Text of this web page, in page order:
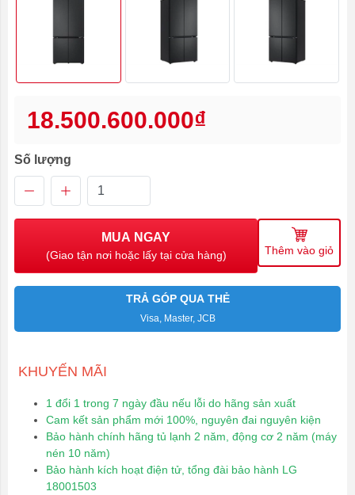
18.500.600.000₫
Số lượng
MUA NGAY
(Giao tận nơi hoặc lấy tại cửa hàng) Thêm vào giỏ
TRẢ GÓP QUA THẺ
Visa, Master, JCB
KHUYẾN MÃI
1 đổi 1 trong 7 ngày đầu nếu lỗi do hãng sản xuất
Cam kết sản phẩm mới 100%, nguyên đai nguyên kiện
Bảo hành chính hãng tủ lạnh 2 năm, động cơ 2 năm (máy
nén 10 năm)
Bảo hành kích hoạt điện tử, tổng đài bảo hành LG
18001503